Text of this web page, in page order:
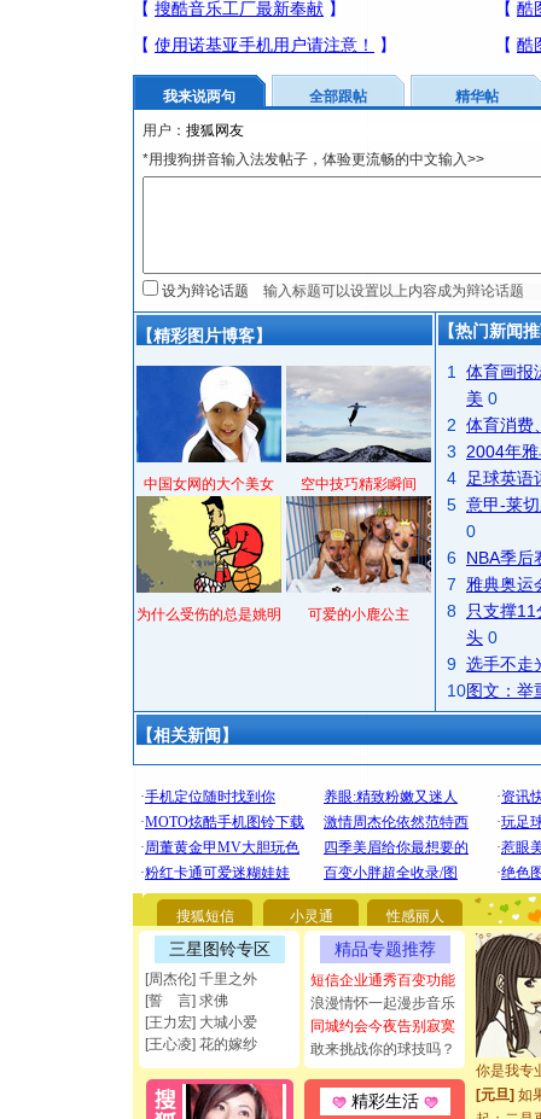
我来说两句 全部跟帖
精华帖
用户：
*用搜狗拼音输入法发帖子，体验更流畅的中文输入>>
设为辩论话题
【精彩图片博客】
中国女网的大个美女 空中技巧精彩瞬间
为什么受伤的总是姚明 可爱的小鹿公主
【热门新闻
1
体育画报
美 0
2 体育消费
3
2004年
4
足球英语
5 意甲-莱
0
6 NBA季后
7
雅典奥运
8
只支撑
头 0
9 选手不走
10图文：举
【相关新闻】
搜狐短信 小灵通 性感丽人
三星图铃专区
[周杰伦] 千里之外
[誓 言] 求佛
[王力宏] 大城小爱
[王心凌] 花的嫁纱
精品专题推荐
短信企业通秀百变功能
浪漫情怀一起漫步音乐
同城约会今夜告别寂寞
敢来挑战你的球技吗？
精彩生活
[圣诞节]
你太多
要平安
[圣诞节]
能正大
都要快乐
[圣诞节]
如意,快
[元旦]看
断电。爱
你是我专
[元旦] 如
起；二是